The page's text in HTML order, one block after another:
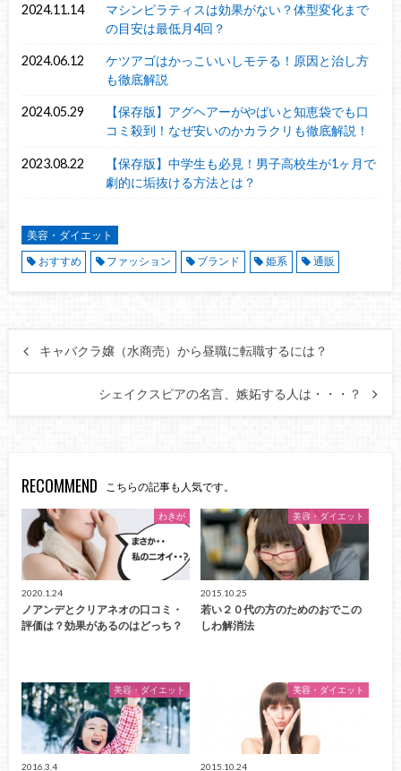
2024.11.14
マシンピラティスは効果がない？体型変化まで
の目安は最低月4回？
2024.06.12
ケツアゴはかっこいいしモテる！原因と治し方
も徹底解説
2024.05.29
【保存版】アグヘアーがやばいと知恵袋でも口
コミ殺到！なぜ安いのかカラクリも徹底解説！
2023.08.22
【保存版】中学生も必見！男子高校生が1ヶ月で
劇的に垢抜ける方法とは？
美容・ダイエット
おすすめ
ファッション ブランド 姫系 通販
キャバクラ嬢（水商売）から昼職に転職するには？
シェイクスピアの名言、嫉妬する人は・・・？
RECOMMEND こちらの記事も人気です。
わきが
2020.1.24
ノアンデとクリアネオの口コミ・
評価は？効果があるのはどっち？
美容・ダイエット
2015.10.25
若い２０代の方のためのおでこの
しわ解消法
美容・ダイエット
2016.3.4
美容・ダイエット
2015.10.24